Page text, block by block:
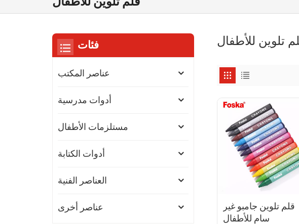
تلوين للأطفال
قلم تلوين جامبو غير
سام للأطفال
فئات
عناصر المكتب
أدوات مدرسية
مستلزمات الأطفال
أدوات الكتابة
العناصر الفنية
عناصر أخرى